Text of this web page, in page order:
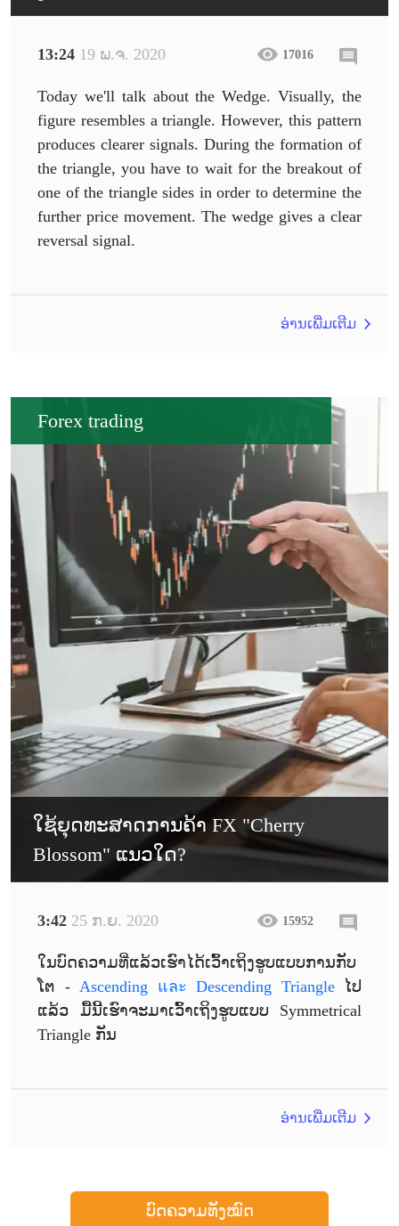
13:24 19 ພ.ຈ. 2020 17016
Today we'll talk about the Wedge. Visually, the
figure resembles a triangle. However, this pattern
produces clearer signals. During the formation of
the triangle, you have to wait for the breakout of
one of the triangle sides in order to determine the
further price movement. The wedge gives a clear
reversal signal.
ອ່ານເພີ່ມເຕີມ
Forex trading
ໃຊ້ຍຸດທະສາດການຄ້າ FX "Cherry
Blossom" ແນວໃດ?
3:42 25 ກ.ຍ. 2020 15952
ໃນບົດຄວາມທີ່ແລ້ວເຮົາໄດ້ເວົ້້າເຖິງຮູບແບບການກັບ
ໂຕ - Ascending และ Descending Triangleໄປ
ແລ້ວ ມື້ນີ້ເຮົາຈະມາເວົ້າເຖິງຮູບແບບ Symmetrical
Triangle ກັນ
ອ່ານເພີ່ມເຕີມ
ບົດຄວາມທັງໝົດ